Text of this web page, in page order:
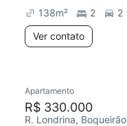
138m² 2
2
Ver contato
Redecorar
Apartamento
R$ 330.000
R. Londrina, Boqueirão